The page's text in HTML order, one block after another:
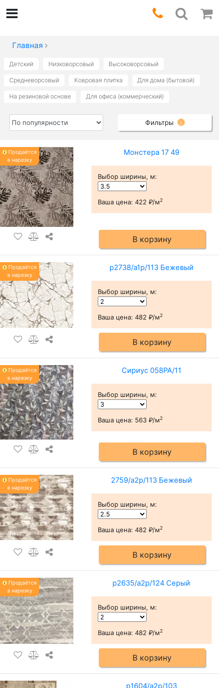
Главная
Детский Низковорсовый Высоковорсовый
Средневорсовый Ковровая плитка Для дома (бытовой)
На резиновой основе Для офиса (коммерческий)
Фильтры 1
Продаётся
в нарезку
Монстера 17 49
Выбор ширины, м:
Ваша цена: 422 ₽/м2
В корзину
Продаётся
в нарезку
p2738/a1p/113 Бежевый
Выбор ширины, м:
Ваша цена: 482 ₽/м2
В корзину
Продаётся
в нарезку
Сириус 058PA/11
Выбор ширины, м:
Ваша цена: 563 ₽/м2
В корзину
Продаётся
в нарезку
2759/a2p/113 Бежевый
Выбор ширины, м:
Ваша цена: 482 ₽/м2
В корзину
Продаётся
в нарезку
p2635/a2p/124 Серый
Выбор ширины, м:
Ваша цена: 482 ₽/м2
В корзину
p1604/a2p/103